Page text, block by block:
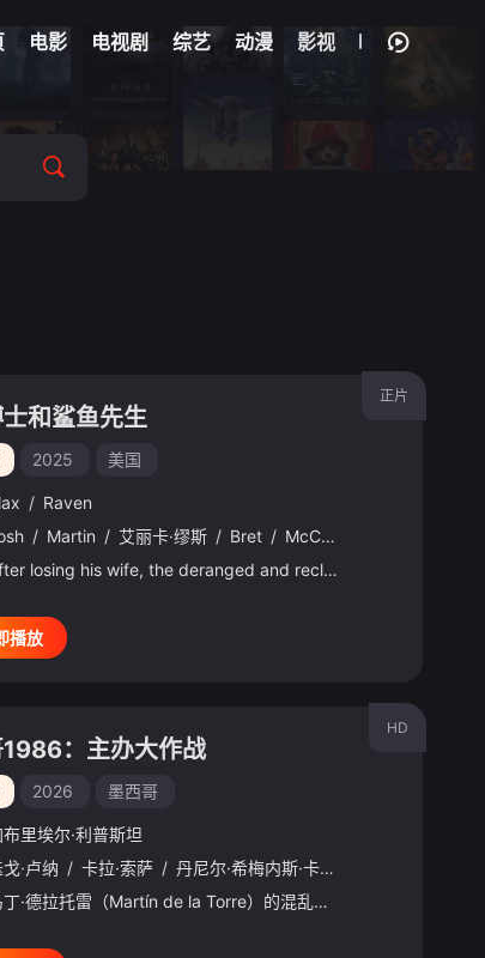
电影 电视剧 综艺 动漫 影视
/ 迈克尔·格兰特斯琴 / Katia / Fellin / Oliver
正片
和鲨鱼先生
2025 美国
/ Raven
/ Martin / 艾丽卡·缪斯 / Bret / McCormick
After losing his wife, the deranged and reclusive Dr. Henry Jekyll descends into a nightmare of grie
播放
恩尼科·萨伽多伊 / 玛莉亚·加利亚纳
HD
：主办大作战
2026 墨西哥
里埃尔·利普斯坦
·卢纳 / 卡拉·索萨 / 丹尼尔·希梅内斯·卡乔
马丁·德拉托雷（Martín de la Torre）的混乱故事，他找到了一种上升到顶峰的方法，并以任何必要的方式将1986年世界杯带到了墨西哥。